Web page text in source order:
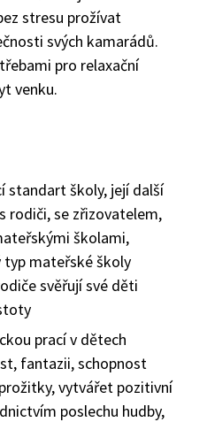
stresu prožívat
svých kamarádů.
pro relaxační
venku.
standart školy, její další
rodiči, se zřizovatelem,
školami,
mateřské školy
svěřují své děti
prací v dětech
fantazii, schopnost
vytvářet pozitivní
poslechu hudby,